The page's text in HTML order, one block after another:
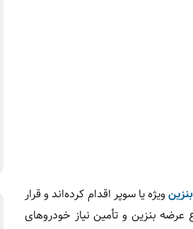
ویژه یا سوپر اقدام کرده‌اند و قرار
بنزین و تأمین نیاز خودروهای